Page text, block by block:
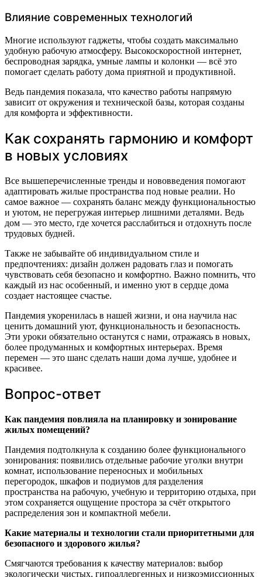
Влияние современных технологий
Многие используют гаджеты, чтобы создать максимально
удобную рабочую атмосферу. Высокоскоростной интернет,
беспроводная зарядка, умные лампы и колонки — всё это
помогает сделать работу дома приятной и продуктивной.
Ведь пандемия показала, что качество работы напрямую
зависит от окружения и технической базы, которая созданы
для комфорта и эффективности.
Как сохранять гармонию и комфорт
в новых условиях
Все вышеперечисленные тренды и нововведения помогают
адаптировать жилые пространства под новые реалии. Но
самое важное — сохранять баланс между функциональностью
и уютом, не перегружая интерьер лишними деталями. Ведь
дом — это место, где хочется расслабиться и отдохнуть после
трудовых будней.
Также не забывайте об индивидуальном стиле и
предпочтениях: дизайн должен радовать глаз и помогать
чувствовать себя безопасно и комфортно. Важно помнить, что
каждый из нас особенный, и именно уют в сердце дома
создает настоящее счастье.
Пандемия укоренилась в нашей жизни, и она научила нас
ценить домашний уют, функциональность и безопасность.
Эти уроки обязательно останутся с нами, отражаясь в новых,
более продуманных и комфортных интерьерах. Время
перемен — это шанс сделать наши дома лучше, удобнее и
красивее.
Вопрос-ответ
Как пандемия повлияла на планировку и зонирование
жилых помещений?
Пандемия подтолкнула к созданию более функционального
зонирования: появились отдельные рабочие уголки внутри
комнат, использование переносных и мобильных
перегородок, шкафов и подиумов для разделения
пространства на рабочую, учебную и территорию отдыха, при
этом сохраняется ощущение простора за счёт открытого
распределения зон и компактной мебели.
Какие материалы и технологии стали приоритетными для
безопасного и здорового жилья?
Смягчаются требования к качеству материалов: выбор
экологически чистых, гипоаллергенных и низкоэмиссионных